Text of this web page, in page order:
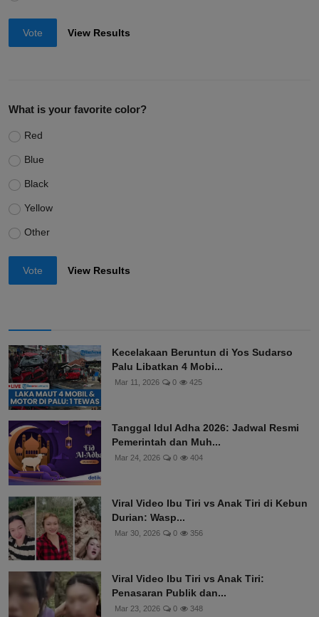
Vote View Results
What is your favorite color?
Red
Blue
Black
Yellow
Other
Vote View Results
Kecelakaan Beruntun di Yos Sudarso
Palu Libatkan 4 Mobi...
Mar 11, 2026 0 425
Tanggal Idul Adha 2026: Jadwal Resmi
Pemerintah dan Muh...
Mar 24, 2026 0 404
Viral Video Ibu Tiri vs Anak Tiri di Kebun
Durian: Wasp...
Mar 30, 2026 0 356
Viral Video Ibu Tiri vs Anak Tiri:
Penasaran Publik dan...
Mar 23, 2026 0 348